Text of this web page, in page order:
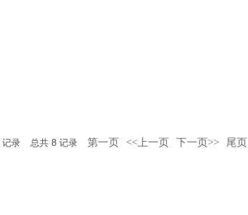
记录 总共 8 记录 第一页 <<上一页 下一页>> 尾页